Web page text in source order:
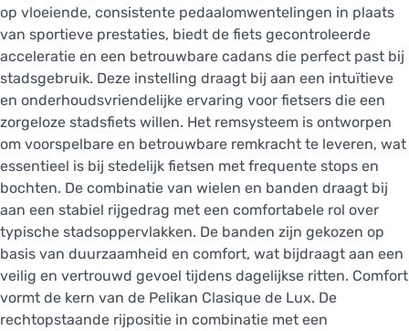
op vloeiende, consistente pedaalomwentelingen in plaats
van sportieve prestaties, biedt de fiets gecontroleerde
acceleratie en een betrouwbare cadans die perfect past bij
stadsgebruik. Deze instelling draagt bij aan een intuïtieve
en onderhoudsvriendelijke ervaring voor fietsers die een
zorgeloze stadsfiets willen. Het remsysteem is ontworpen
om voorspelbare en betrouwbare remkracht te leveren, wat
essentieel is bij stedelijk fietsen met frequente stops en
bochten. De combinatie van wielen en banden draagt bij
aan een stabiel rijgedrag met een comfortabele rol over
typische stadsoppervlakken. De banden zijn gekozen op
basis van duurzaamheid en comfort, wat bijdraagt aan een
veilig en vertrouwd gevoel tijdens dagelijkse ritten. Comfort
vormt de kern van de Pelikan Clasique de Lux. De
rechtopstaande rijpositie in combinatie met een